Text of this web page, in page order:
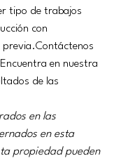
tipo de trabajos
con
en nuestra
de las
en las
en esta
propiedad pueden